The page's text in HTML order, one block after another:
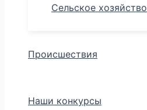
Сельское хозяйство
Происшествия
Наши конкурсы